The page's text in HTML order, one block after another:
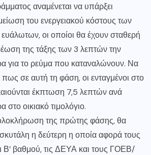
αναμένεται να υπάρξει
του ενεργειακού κόστους των
ευάλωτων, οι οποίοι θα έχουν σταθερή
της τάξης των 3 λεπτών την
για το ρεύμα που καταναλώνουν. Να
πως σε αυτή τη φάση, οι ενταγμένοι στο
έκπτωση 7,5 λεπτών ανά
στο οικιακό τιμολόγιο.
της πρώτης φάσης, θα
η δεύτερη η οποία αφορά τους
Β’ βαθμού, τις ΔΕΥΑ και τους ΓΟΕΒ/